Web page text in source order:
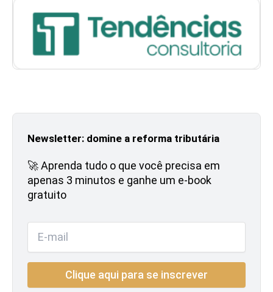
Newsletter: domine a reforma tributária
🚀 Aprenda tudo o que você precisa em
apenas 3 minutos e ganhe um e-book
gratuito